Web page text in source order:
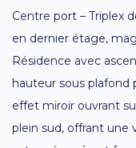
Centre port – Triplex
en dernier étage,
Résidence avec
hauteur sous plafond
effet miroir ouvrant
plein sud, offrant une